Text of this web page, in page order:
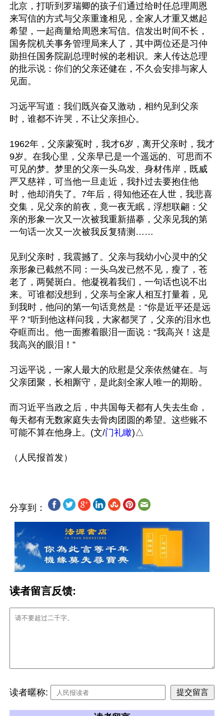
北京，打听到罗瑞卿的孩子们通过给时任总理周恩
来写信的方式与父亲重逢相见，全家人才重又燃起
希望，一起商量给周恩来写信。信发出时间不长，
国务院机关事务管理局来人了，其中两位还是习仲
勋担任国务院副总理时候的老相识。来人传达总理
的批示说：你们的父亲还健在，不久会安排与家人
见面。
习远平写道：我们既兴奋又激动，相约见到父亲
时，谁都不许哭，不让父亲担心。
1962年，父亲蒙冤时，我才6岁，离开父亲时，我才
9岁。在我心里，父亲早已是一个遥远的、可思而不
可见的梦。梦里的父亲一头乌发、身材伟岸，既威
严又慈祥，可当他一旦走近，我扑过去要抱住他
时，他却消失了。7年后，得知他还在人世，我悲喜
交集，见父亲的前夜，竟一夜无眠，浮想联翩：父
亲的形象一次又一次被我重新描摹，父亲见我的第
一句话一次又一次被我反复猜测……
见到父亲时，我震撼了。父亲与我幼小心灵中的父
亲形象已截然不同：一头乌发已然不见，瘦了，苍
老了，两鬓斑白。他凝视着我们，一句话也说不出
来。可谁都没想到，父亲与全家人相互打量着，见
到我时，他问的第一句话竟然是：“你是近平还是远
平？”听到他这样问我，大家都哭了，父亲的泪水也
夺眶而出。他一面擦着眼泪一面说：“我高兴！这是
我高兴的眼泪！”
习远平说，一家人最大的欣慰是父亲依然健在。与
父亲团聚，长相厮守，是此刻全家人唯一的期盼。
而习近平当政之后，中共国每天都有人失去生命，
每天都有无数家庭失去骨肉团圆的希望。这些账不
可能不算在他身上。(文/门礼瞰)△
分享到：
读者留言反馈:
读者暱称: